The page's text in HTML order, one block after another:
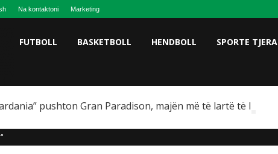
Na kontaktoni Marketing
FUTBOLL BASKETBOLL HENDBOLL SPORTE TJERA
pushton Gran Paradison, majën më të lartë të Italisë